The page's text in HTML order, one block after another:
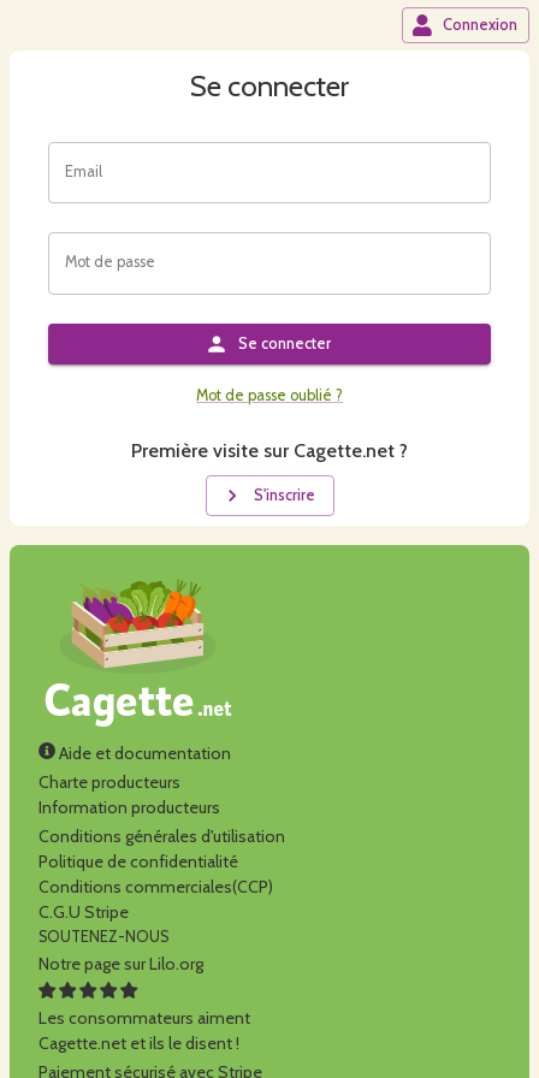
Connexion
Se connecter
Email
Mot de passe
Se connecter
Mot de passe oublié ?
Première visite sur Cagette.net ?
S'inscrire
Aide et documentation
Charte producteurs
Information producteurs
Conditions générales d'utilisation
Politique de confidentialité
Conditions commerciales(CCP)
C.G.U Stripe
SOUTENEZ-NOUS
Notre page sur Lilo.org
Les consommateurs aiment
Cagette.net et ils le disent !
Paiement sécurisé avec Stripe